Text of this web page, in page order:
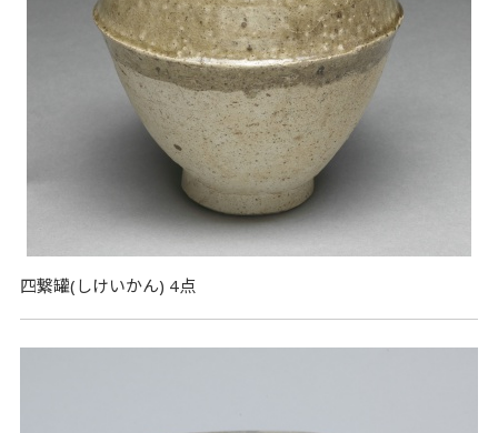
四繋罐(しけいかん) 4点